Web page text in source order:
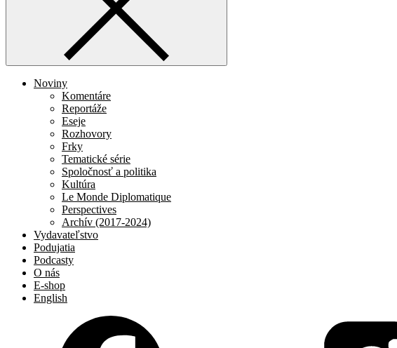
Noviny
Komentáre
Reportáže
Eseje
Rozhovory
Frky
Tematické série
Spoločnosť a politika
Kultúra
Le Monde Diplomatique
Perspectives
Archív (2017-2024)
Vydavateľstvo
Podujatia
Podcasty
O nás
E-shop
English